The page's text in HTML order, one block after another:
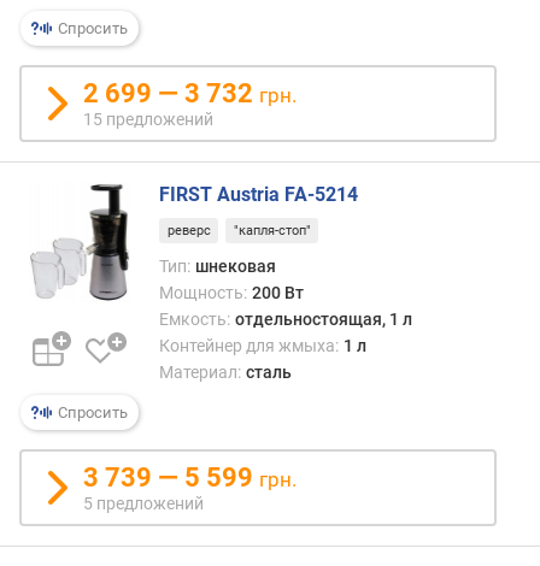
д
л
и
е
л
(
м
в
е
с
(
к
г
Спросить
2 699 — 3 732 грн.
15 предложений
Спросить
FIRST Austria FA-5214
реверс "капля-стоп"
Тип: шнековая
Мощность: 200 Вт
Емкость: отдельностоящая, 1 л
Контейнер для жмыха: 1 л
Материал: сталь
3 739 — 5 599 грн.
5 предложений